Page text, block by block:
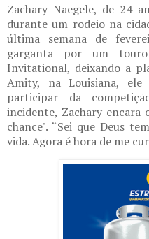
Zachary Naegele, de 24
durante um rodeio na
última semana de
garganta por um
Invitational, deixando a
Amity, na Louisiana,
participar da
incidente, Zachary encara
chance". “Sei que Deus
vida. Agora é hora de me